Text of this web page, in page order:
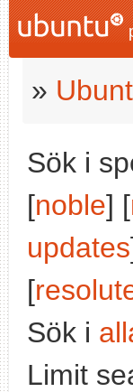
»
Sök i
[noble] [
updates
[
Sök i
Limit